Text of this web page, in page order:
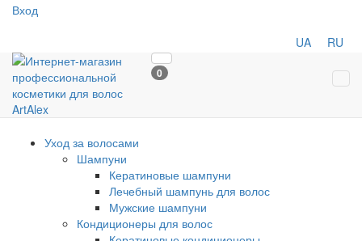
Вход
UA RU
0
Уход за волосами
Шампуни
Кератиновые шампуни
Лечебный шампунь для волос
Мужские шампуни
Кондиционеры для волос